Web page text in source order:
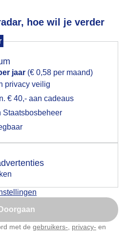
hoe wil je verder
jaar (€ 0,58 per maand)
privacy veilig
€ 40,- aan cadeaus
Staatsbosbeheer
Doorgaan
met de gebruikers- privacy- en
kanoë.
Gemaakt: 18-05-2026, 75x bekeken
gebruiken voor het
akkoord op hebt gegeven,
up uit je browser waarin
toon de popup
misschien later
dit aan te passen